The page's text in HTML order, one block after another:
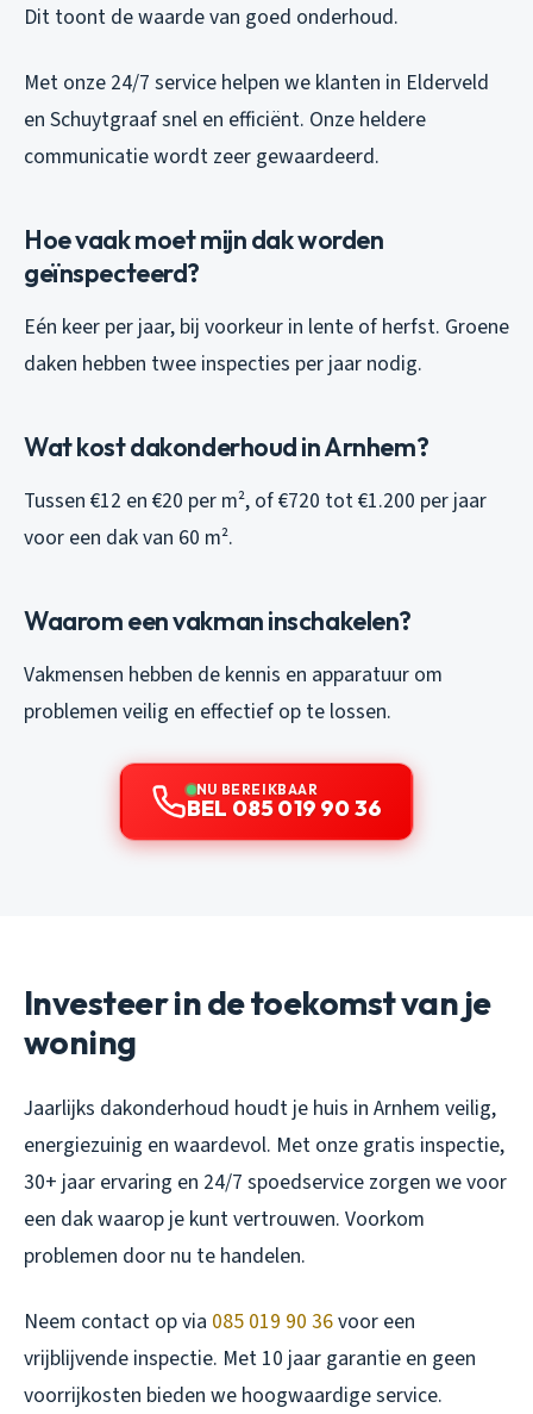
Dit toont de waarde van goed onderhoud.
Met onze 24/7 service helpen we klanten in Elderveld
en Schuytgraaf snel en efficiënt. Onze heldere
communicatie wordt zeer gewaardeerd.
Hoe vaak moet mijn dak worden
geïnspecteerd?
Eén keer per jaar, bij voorkeur in lente of herfst. Groene
daken hebben twee inspecties per jaar nodig.
Wat kost dakonderhoud in Arnhem?
Tussen €12 en €20 per m², of €720 tot €1.200 per jaar
voor een dak van 60 m².
Waarom een vakman inschakelen?
Vakmensen hebben de kennis en apparatuur om
problemen veilig en effectief op te lossen.
NU BEREIKBAAR
BEL 085 019 90 36
Investeer in de toekomst van je
woning
Jaarlijks dakonderhoud houdt je huis in Arnhem veilig,
energiezuinig en waardevol. Met onze gratis inspectie,
30+ jaar ervaring en 24/7 spoedservice zorgen we voor
een dak waarop je kunt vertrouwen. Voorkom
problemen door nu te handelen.
Neem contact op via 085 019 90 36voor een
vrijblijvende inspectie. Met 10 jaar garantie en geen
voorrijkosten bieden we hoogwaardige service.